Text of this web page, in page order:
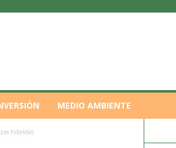
MEDIO AMBIENTE
híbridas